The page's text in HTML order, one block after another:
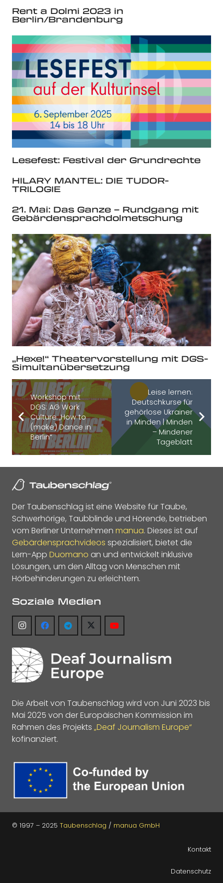
Rent a Dolmi 2023 in
Berlin/Brandenburg
Lesefest: Festival der Grundrechte
HILARY MANTEL: DIE TUDOR-
TRILOGIE
21. Mai: Das Ganze – Rundgang mit
Gebärdensprachdolmetschung
„Hexe!“ Theatervorstellung mit DGS-
Simultanübersetzung
Workshop mit
DGS: AG Work
Culture „How to
(make) Dance in
Berlin“
Leise lernen:
Deutschkurse für
gehörlose Ukrainer
in Minden | Minden
– Mindener
Tageblatt
Der Taubenschlag ist eine Website für Taube,
Schwerhörige, Taubblinde und Hörende, betrieben
vom Berliner Unternehmen manua. Dieses ist auf
Gebärdensprachvideos spezialisiert, bietet die
Lern-App Duomano an und entwickelt inklusive
Lösungen, um den Alltag von Menschen mit
Hörbehinderungen zu erleichtern.
Soziale Medien
Die Arbeit von Taubenschlag wird von Juni 2023 bis
Mai 2025 von der Europäischen Kommission im
Rahmen des Projekts „Deaf Journalism Europe“
kofinanziert.
© 1997 – 2025 Taubenschlag / manua GmbH
Kontakt
Datenschutz